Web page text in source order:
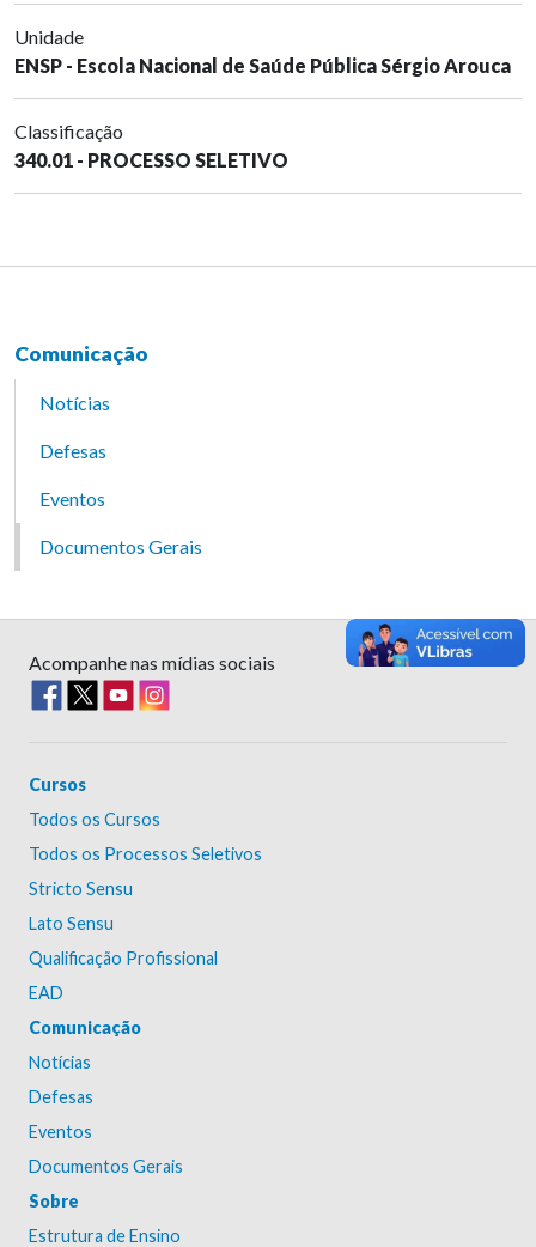
Unidade
ENSP - Escola Nacional de Saúde Pública Sérgio Arouca
Classificação
340.01 - PROCESSO SELETIVO
Comunicação
Notícias
Defesas
Eventos
Documentos Gerais
Acompanhe nas mídias sociais
Cursos
Todos os Cursos
Todos os Processos Seletivos
Stricto Sensu
Lato Sensu
Qualificação Profissional
EAD
Comunicação
Notícias
Defesas
Eventos
Documentos Gerais
Sobre
Estrutura de Ensino